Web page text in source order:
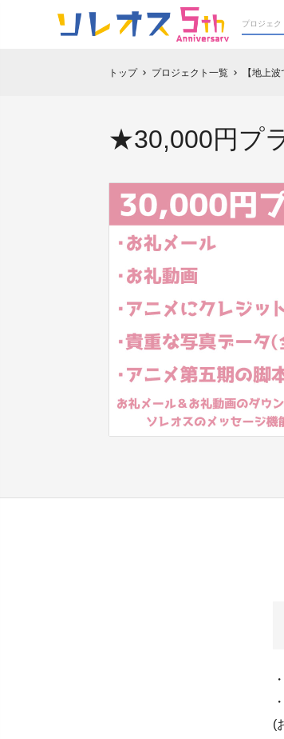
トップ chevron_right プロジェクト一覧 chevron_right 【地上
★30,000円プ
(